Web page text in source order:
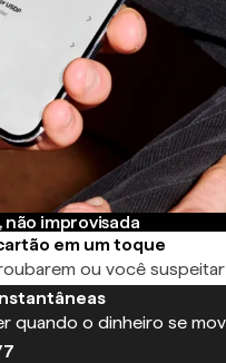
improvisada
em um toque
ou você
quando o dinheiro se